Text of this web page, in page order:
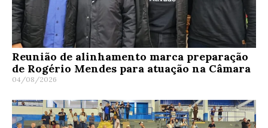
Reunião de alinhamento marca preparação
de Rogério Mendes para atuação na Câmara
04/08/2026